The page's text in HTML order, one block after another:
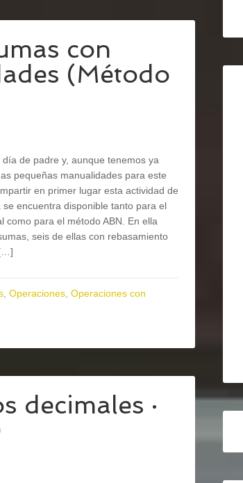
con
(Método
día de padre y, aunque tenemos ya
pequeñas manualidades para este
en primer lugar esta actividad de
se encuentra disponible tanto para el
como para el método ABN. En ella
seis de ellas con rebasamiento
, Operaciones, Operaciones con
decimales ·